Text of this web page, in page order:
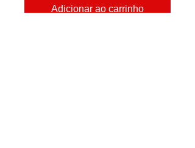
Adicionar ao carrinho